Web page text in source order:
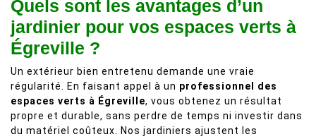
Quels sont les avantages d’un
jardinier pour vos espaces verts à
Égreville ?
Un extérieur bien entretenu demande une vraie
régularité. En faisant appel à un professionnel des
espaces verts à Égreville, vous obtenez un résultat
propre et durable, sans perdre de temps ni investir dans
du matériel coûteux. Nos jardiniers ajustent les